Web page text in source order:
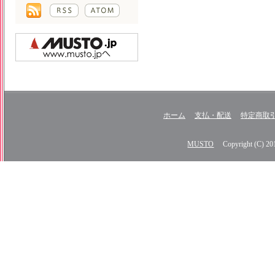
ホーム 支払・配送 特定商取
MUSTO Copyright (C)